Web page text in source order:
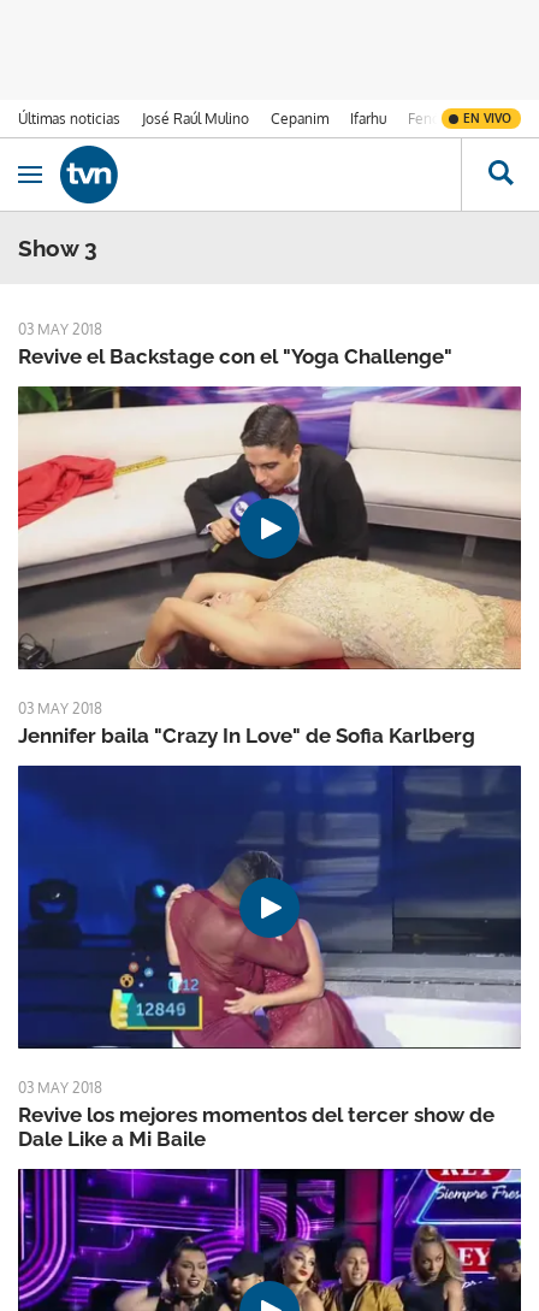
Últimas noticias José Raúl Mulino Cepanim Ifarhu Fenómeno de El
EN VIVO
Ir al contenido
Obrir navegació
Show 3
03 MAY 2018
Revive el Backstage con el "Yoga Challenge"
03 MAY 2018
Jennifer baila "Crazy In Love" de Sofia Karlberg
03 MAY 2018
Revive los mejores momentos del tercer show de
Dale Like a Mi Baile